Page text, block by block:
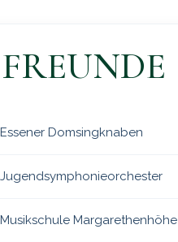
FREUNDE
Essener Domsingknaben
Jugendsymphonieorchester
Musikschule Margarethenhöhe